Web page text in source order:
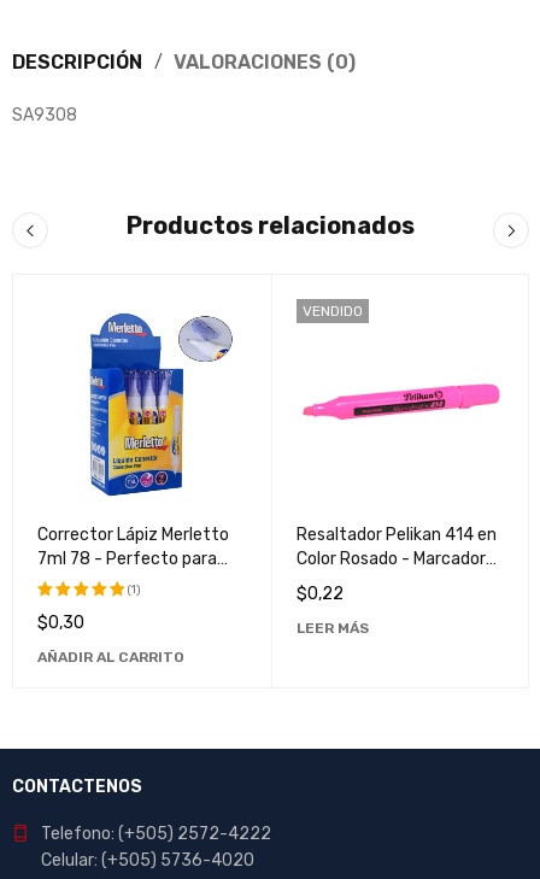
DESCRIPCIÓN VALORACIONES (0)
SA9308
Productos relacionados
Corrector Lápiz Merletto
7ml 78 - Perfecto para
Maquillaje Profesional y
Valorado
de 5
(1)
$0,30
AÑADIR AL CARRITO
VENDIDO
Resaltador Pelikan 414 en
Color Rosado - Marcador
Fluorescente de Alta
Calidad
$0,22
LEER MÁS
CONTACTENOS
Telefono: (+505) 2572-4222
Celular: (+505) 5736-4020